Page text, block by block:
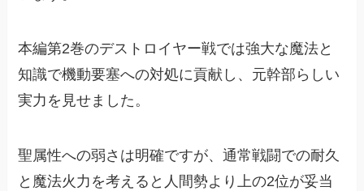
本編第2巻のデストロイヤー戦では強大な魔法と
知識で機動要塞への対処に貢献し、元幹部らしい
実力を見せました。
聖属性への弱さは明確ですが、通常戦闘での耐久
と魔法火力を考えると人間勢より上の2位が妥当